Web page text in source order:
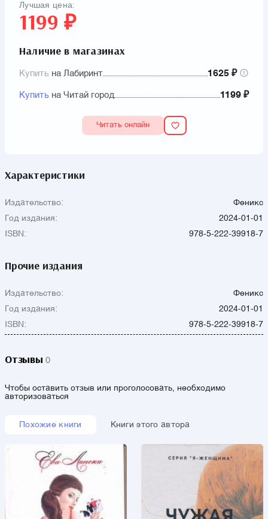
Лучшая цена:
1199 ₽
Наличие в магазинах
Купить на Лабиринт 1625 ₽
Купить на Читай город 1199 ₽
Читать онлайн
Характеристики
Издательство:
Феникс
Год издания:
2024-01-01
ISBN:
978-5-222-39918-7
Прочие издания
Издательство:
Феникс
Год издания:
2024-01-01
ISBN:
978-5-222-39918-7
Отзывы 0
Чтобы оставить отзыв или проголосовать, необходимо
авторизоваться
Похожие книги Книги этого автора